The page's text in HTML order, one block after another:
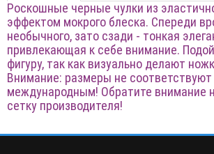
Роскошные черные чулки из
эффектом мокрого блеска. Спереди
необычного, зато сзади - тонкая
привлекающая к себе внимание.
фигуру, так как визуально делают
Внимание: размеры не соответствуют
международным! Обратите внимание
сетку производителя!